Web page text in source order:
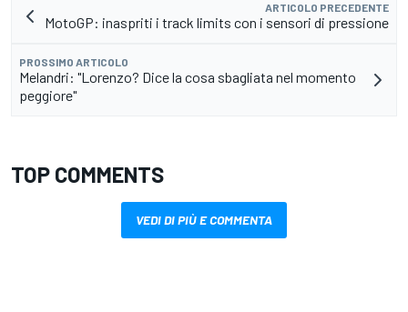
ARTICOLO PRECEDENTE
MotoGP: inaspriti i track limits con i sensori di pressione
PROSSIMO ARTICOLO
Melandri: "Lorenzo? Dice la cosa sbagliata nel momento
peggiore"
TOP COMMENTS
VEDI DI PIÙ E COMMENTA